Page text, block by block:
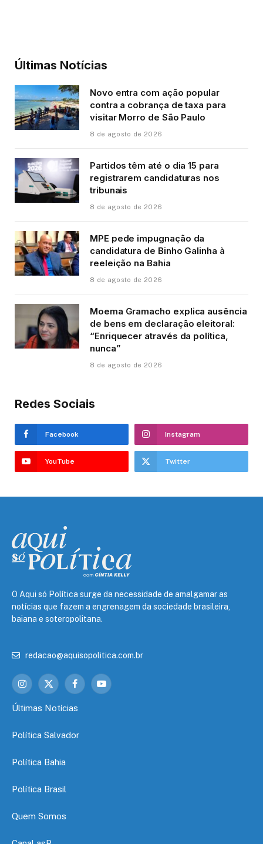
Últimas Notícias
Novo entra com ação popular
contra a cobrança de taxa para
visitar Morro de São Paulo
8 de agosto de 2026
Partidos têm até o dia 15 para
registrarem candidaturas nos
tribunais
8 de agosto de 2026
MPE pede impugnação da
candidatura de Binho Galinha à
reeleição na Bahia
8 de agosto de 2026
Moema Gramacho explica ausência
de bens em declaração eleitoral:
“Enriquecer através da política,
nunca”
8 de agosto de 2026
Redes Sociais
Facebook Instagram
YouTube Twitter
O Aqui só Política surge da necessidade de amalgamar as
notícias que fazem a engrenagem da sociedade brasileira,
baiana e soteropolitana.
redacao@aquisopolitica.com.br
Instagram
X
FacebookYouTube
Últimas Notícias
Política Salvador
Política Bahia
Política Brasil
Quem Somos